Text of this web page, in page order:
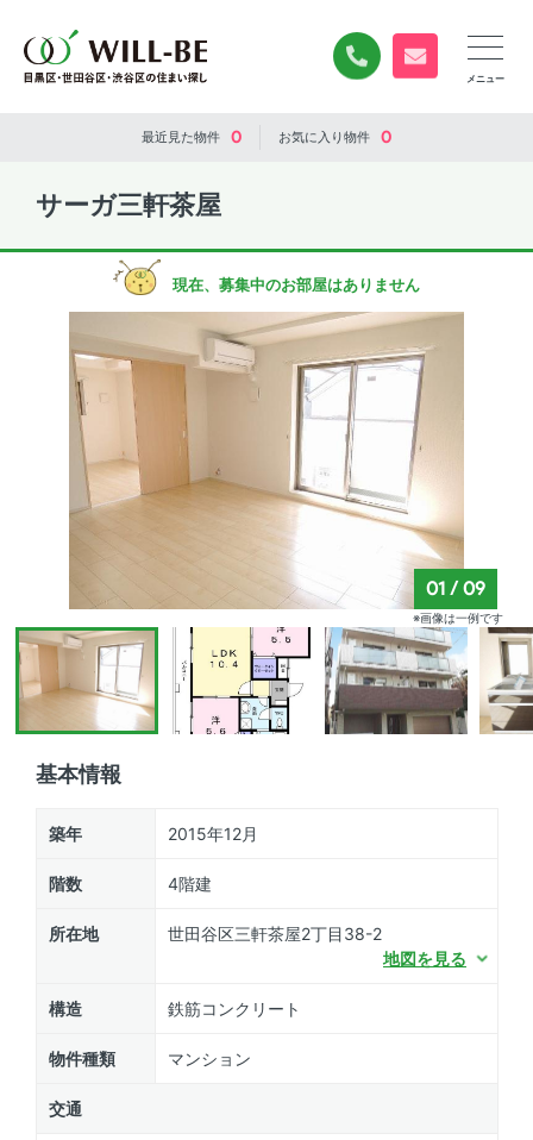
0120-840-834
無料お問い合
最近見た物件 0 お気に入り物件 0
サーガ三軒茶屋
現在、募集中のお部屋はありません
基本情報
築年 2015年12月
階数 4階建
所在地
世田谷区三軒茶屋2丁目38-2
地図を見る
構造 鉄筋コンクリート
物件種類 マンション
交通
01 /09
※画像は一例です